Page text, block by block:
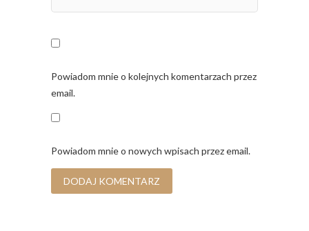
Powiadom mnie o kolejnych komentarzach przez
email.
Powiadom mnie o nowych wpisach przez email.